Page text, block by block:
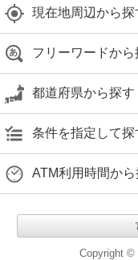
現在地周辺から探
フリーワードから
都道府県から探す
条件を指定して探
ATM利用時間から
Copyright ©